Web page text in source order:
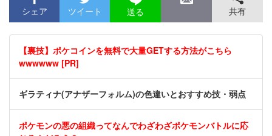
シェア ツイート 送る 共有
【裏技】ポケコインを無料で大量GETする方法がこちら
wwwwww [PR]
ギラティナ(アナザーフォルム)の色違いとおすすめ技・弱点
ポケモンの悪の組織ってなんでわざわざポケモンバトルに応